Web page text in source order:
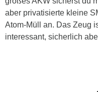
aber privatisierte kleine
Atom-Müll an. Das Zeug
interessant, sicherlich